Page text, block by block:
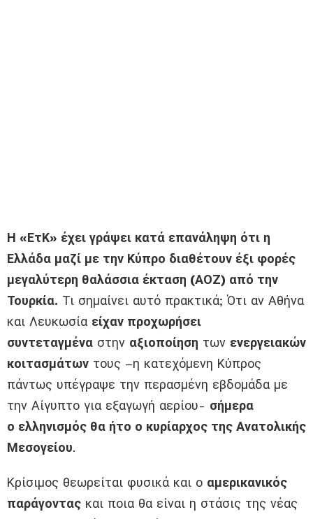
Η «ΕτΚ» έχει γράψει κατά επανάληψη ότι η
Ελλάδα μαζί με την Κύπρο διαθέτουν έξι φορές
μεγαλύτερη θαλάσσια έκταση (ΑΟΖ) από την
Τουρκία. Τι σημαίνει αυτό πρακτικά; Ότι αν Αθήνα
και Λευκωσία είχαν προχωρήσει
συντεταγμένα στην αξιοποίηση των ενεργειακών
κοιτασμάτων τους –η κατεχόμενη Κύπρος
πάντως υπέγραψε την περασμένη εβδομάδα με
την Αίγυπτο για εξαγωγή αερίου- σήμερα
ο ελληνισμός θα ήτο ο κυρίαρχος της Ανατολικής
Μεσογείου.
Κρίσιμος θεωρείται φυσικά και ο αμερικανικός
παράγοντας και ποια θα είναι η στάσις της νέας